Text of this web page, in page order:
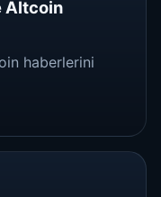
Altcoin
haberlerini